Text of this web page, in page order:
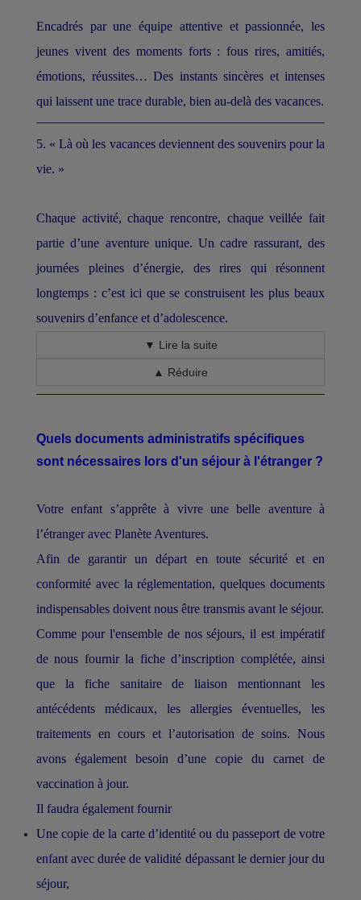
Encadrés par une équipe attentive et passionnée, les
jeunes vivent des moments forts : fous rires, amitiés,
émotions, réussites… Des instants sincères et intenses
qui laissent une trace durable, bien au-delà des vacances.
5. « Là où les vacances deviennent des souvenirs pour la
vie. »
Chaque activité, chaque rencontre, chaque veillée fait
partie d’une aventure unique. Un cadre rassurant, des
journées pleines d’énergie, des rires qui résonnent
longtemps : c’est ici que se construisent les plus beaux
souvenirs d’enfance et d’adolescence.
▼ Lire la suite
▲ Réduire
Quels documents administratifs spécifiques
sont nécessaires lors d'un séjour à l'étranger ?
Votre enfant s’apprête à vivre une belle aventure à
l’étranger avec Planète Aventures.
Afin de garantir un départ en toute sécurité et en
conformité avec la réglementation, quelques documents
indispensables doivent nous être transmis avant le séjour.
Comme pour l'ensemble de nos séjours, il est impératif
de nous fournir la fiche d’inscription complétée, ainsi
que la fiche sanitaire de liaison mentionnant les
antécédents médicaux, les allergies éventuelles, les
traitements en cours et l’autorisation de soins. Nous
avons également besoin d’une copie du carnet de
vaccination à jour.
Il faudra également fournir
Une copie de la carte d’identité ou du passeport de votre
enfant avec durée de validité dépassant le dernier jour du
séjour,